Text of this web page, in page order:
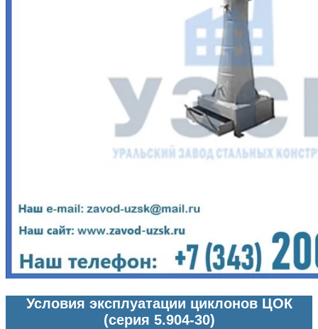
Условия эксплуатации циклонов ЦОК
(серия 5.904-30)